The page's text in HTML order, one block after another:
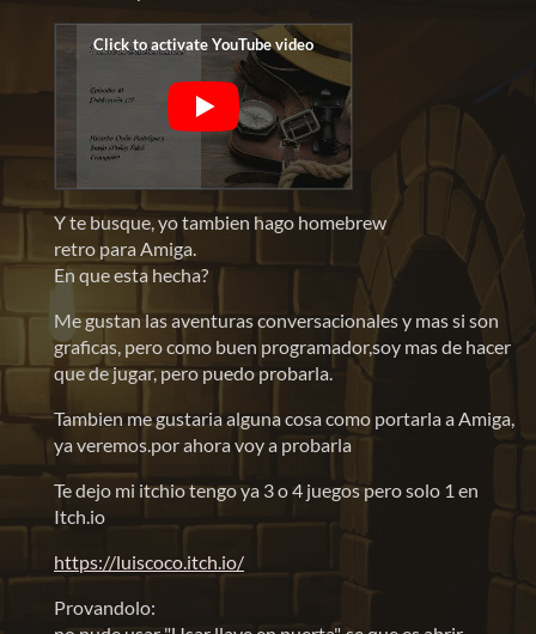
Y te busque, yo tambien hago homebrew
retro para Amiga.
En que esta hecha?
Me gustan las aventuras conversacionales y mas si son
graficas, pero como buen programador,soy mas de hacer
que de jugar, pero puedo probarla.
Tambien me gustaria alguna cosa como portarla a Amiga,
ya veremos.por ahora voy a probarla
Te dejo mi itchio tengo ya 3 o 4 juegos pero solo 1 en
Itch.io
https://luiscoco.itch.io/
Provandolo: